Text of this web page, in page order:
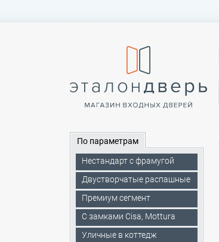
По параметрам
Нестандарт с фрамугой
Двустворчатые распашные
Премиум сегмент
C замками Cisa, Mottura
Уличные в коттедж